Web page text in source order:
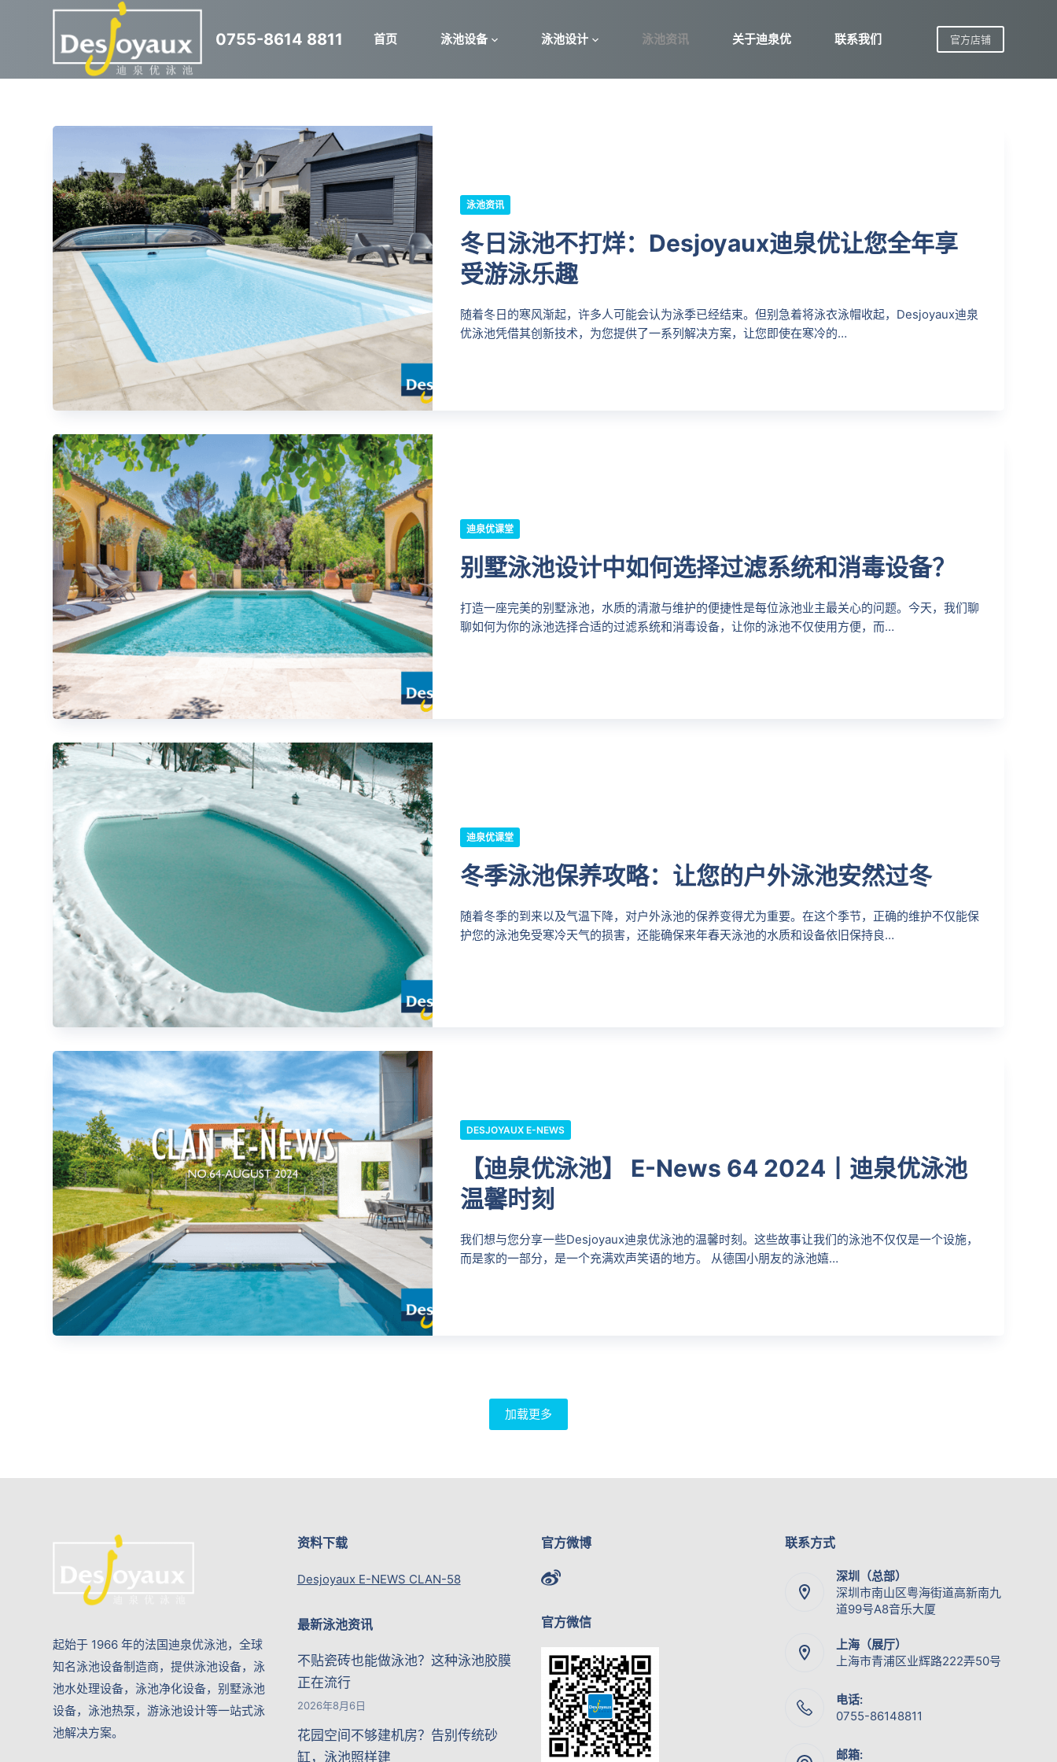
0755-8614 8811 首页 泳池设备 泳池设计 泳池资讯 关于迪泉优 联系我们 官方店铺
泳池资讯
冬日泳池不打烊：Desjoyaux迪泉优让您全年享
受游泳乐趣
随着冬日的寒风渐起，许多人可能会认为泳季已经结束。但别急着将泳衣泳帽收起，Desjoyaux迪泉
优泳池凭借其创新技术，为您提供了一系列解决方案，让您即使在寒冷的…
迪泉优课堂
别墅泳池设计中如何选择过滤系统和消毒设备？
打造一座完美的别墅泳池，水质的清澈与维护的便捷性是每位泳池业主最关心的问题。今天，我们聊
聊如何为你的泳池选择合适的过滤系统和消毒设备，让你的泳池不仅使用方便，而…
迪泉优课堂
冬季泳池保养攻略：让您的户外泳池安然过冬
随着冬季的到来以及气温下降，对户外泳池的保养变得尤为重要。在这个季节，正确的维护不仅能保
护您的泳池免受寒冷天气的损害，还能确保来年春天泳池的水质和设备依旧保持良…
DESJOYAUX E-NEWS
【迪泉优泳池】 E-News 64 2024丨迪泉优泳池
温馨时刻
我们想与您分享一些Desjoyaux迪泉优泳池的温馨时刻。这些故事让我们的泳池不仅仅是一个设施，
而是家的一部分，是一个充满欢声笑语的地方。 从德国小朋友的泳池嬉…
加载更多
起始于 1966 年的法国迪泉优泳池，全球
知名泳池设备制造商，提供泳池设备，泳
池水处理设备，泳池净化设备，别墅泳池
设备，泳池热泵，游泳池设计等一站式泳
池解决方案。
资料下载
Desjoyaux E-NEWS CLAN-58
最新泳池资讯
不贴瓷砖也能做泳池？这种泳池胶膜
正在流行
2026年8月6日
花园空间不够建机房？告别传统砂
缸，泳池照样建
官方微博
官方微信
联系方式
深圳（总部）
深圳市南山区粤海街道高新南九
道99号A8音乐大厦
上海（展厅）
上海市青浦区业辉路222弄50号
电话:
0755-86148811
邮箱: